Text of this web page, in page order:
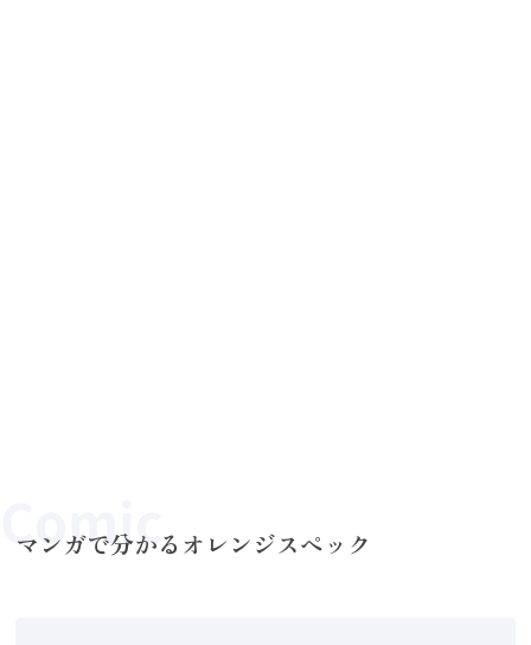
マンガで分かるオレンジスペック
Comic